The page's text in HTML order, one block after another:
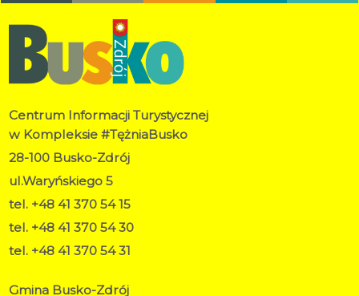
Centrum Informacji Turystycznej
w Kompleksie #TężniaBusko
28-100 Busko-Zdrój
ul.Waryńskiego 5
tel. +48 41 370 54 15
tel. +48 41 370 54 30
tel. +48 41 370 54 31
Gmina Busko-Zdrój